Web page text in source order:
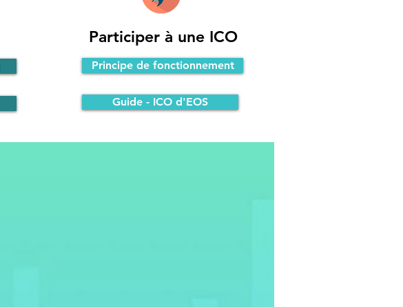
Participer à une ICO
Principe de fonctionnement
Guide - ICO d'EOS